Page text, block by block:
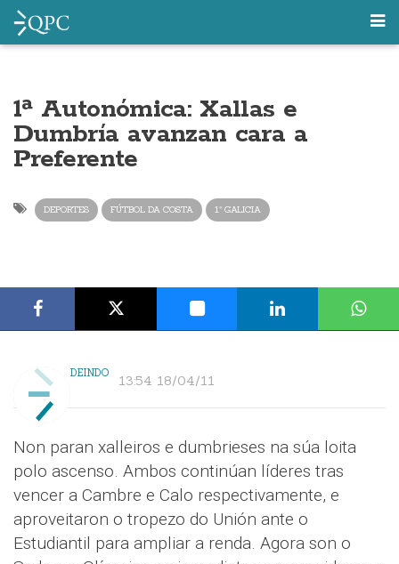
1ª Autonómica: Xallas e
Dumbría avanzan cara a
Preferente
DEPORTES FÚTBOL DA COSTA 1ª GALICIA
DEINDO 13:54 18/04/11
Non paran xalleiros e dumbrieses na súa loita
polo ascenso. Ambos continúan líderes tras
vencer a Cambre e Calo respectivamente, e
aproveitaron o tropezo do Unión ante o
Estudiantil para ampliar a renda. Agora son o